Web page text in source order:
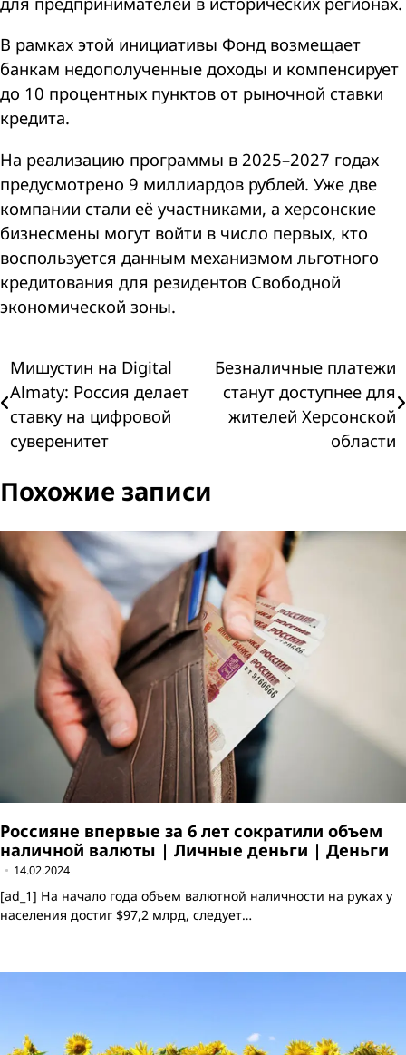
В рамках этой инициативы Фонд возмещает
банкам недополученные доходы и компенсирует
до 10 процентных пунктов от рыночной ставки
кредита.
На реализацию программы в 2025–2027 годах
предусмотрено 9 миллиардов рублей. Уже две
компании стали её участниками, а херсонские
бизнесмены могут войти в число первых, кто
воспользуется данным механизмом льготного
кредитования для резидентов Свободной
экономической зоны.
Навигация
по
записям
Мишустин на Digital
Almaty: Россия делает
ставку на цифровой
суверенитет
Безналичные платежи
станут доступнее для
жителей Херсонской
области
Похожие записи
Россияне впервые за 6 лет сократили объем
наличной валюты | Личные деньги | Деньги
14.02.2024
[ad_1] На начало года объем валютной наличности на руках у
населения достиг $97,2 млрд, следует…